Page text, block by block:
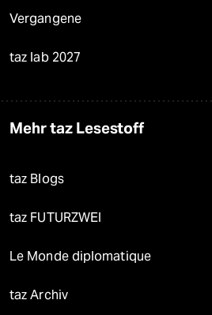
Vergangene
taz lab 2027
Mehr taz Lesestoff
taz Blogs
taz FUTURZWEI
Le Monde diplomatique
taz Archiv